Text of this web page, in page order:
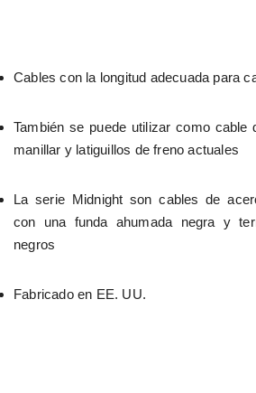
Cables con la longitud adecuada para
También se puede utilizar como cable
manillar y latiguillos de freno actuales
La serie Midnight son cables de
con una funda ahumada negra y
negros
Fabricado en EE. UU.